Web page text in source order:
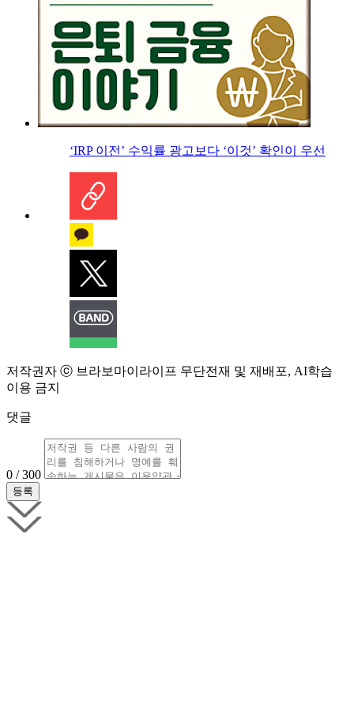
‘IRP 이전’ 수익률 광고보다 ‘이것’ 확인이 우선
저작권자 ⓒ 브라보마이라이프 무단전재 및 재배포, AI학습
이용 금지
댓글
0 / 300